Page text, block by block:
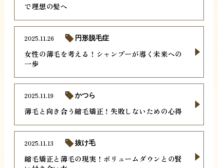
で理想の髪へ
女性の薄毛を考える！シャンプーが導く未来への
一歩
2025.11.26 円形脱毛症
薄毛と向き合う縮毛矯正！失敗しないための心得
2025.11.19 かつら
縮毛矯正と薄毛の現実！ボリュームダウンとの賢
2025.11.13 抜け毛